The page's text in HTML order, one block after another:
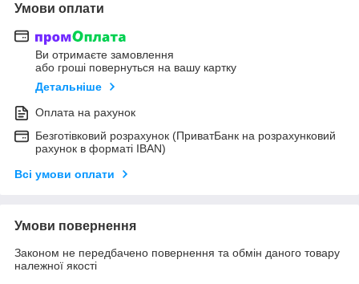
Умови оплати
Ви отримаєте замовлення
або гроші повернуться на вашу картку
Детальніше
Оплата на рахунок
Безготівковий розрахунок (ПриватБанк на розрахунковий
рахунок в форматі IBAN)
Всі умови оплати
Умови повернення
Законом не передбачено повернення та обмін даного товару
належної якості